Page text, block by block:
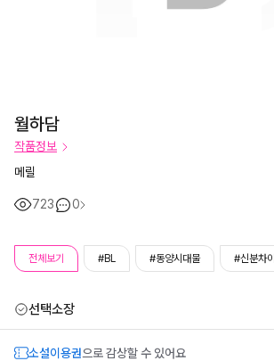
월하담
작품정보
메릴
723 0
전체보기 #BL #동양시대물 #신분차이
선택소장
소설이용권으로 감상할 수 있어요